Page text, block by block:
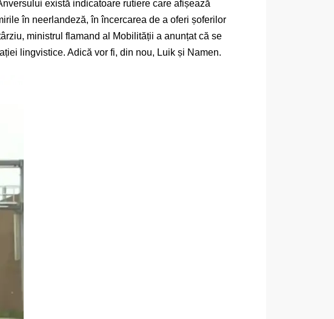
există indicatoare rutiere care afișează
în neerlandeză, în încercarea de a oferi șoferilor
ministrul flamand al Mobilității a anunțat că se
lingvistice. Adică vor fi, din nou, Luik și Namen.